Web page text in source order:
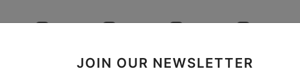
JOIN OUR NEWSLETTER
Angry Sad Wow